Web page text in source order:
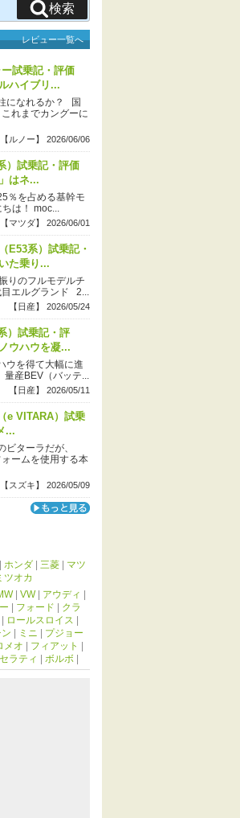
検索
レビュー一覧へ
ー試乗記・評価
ハイブリ...
になれるか？ 国
れまでカングーに
【ルノー】 2026/06/06
）試乗記・評価
はネ...
％を占める基幹モ
は！ moc...
【マツダ】 2026/06/01
E53系）試乗記・
た乗り...
りのフルモデルチ
目エルグランド 2...
【日産】 2026/05/24
）試乗記・評
ウハウを凝...
ウを得て大幅に進
産BEV（バッテ...
【日産】 2026/05/11
e VITARA）試乗
...
ビターラだが、
ームを使用する本
【スズキ】 2026/05/09
ホンダ 三菱
マツ
ツオカ
| VW| アウディ
フォード
クラ
ロールスロイス
ミニ
プジョー
メオ フィアット
ラティ ボルボ